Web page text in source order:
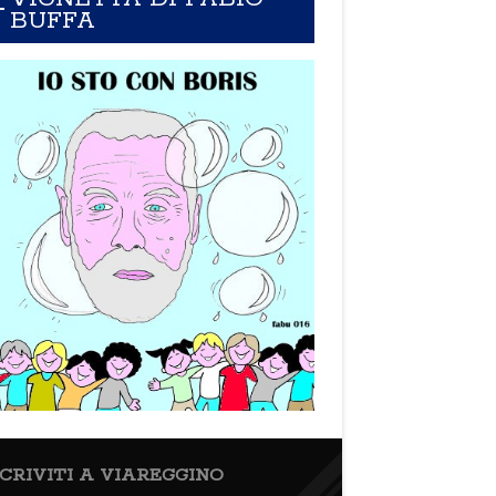
BUFFA
A VIAREGGINO